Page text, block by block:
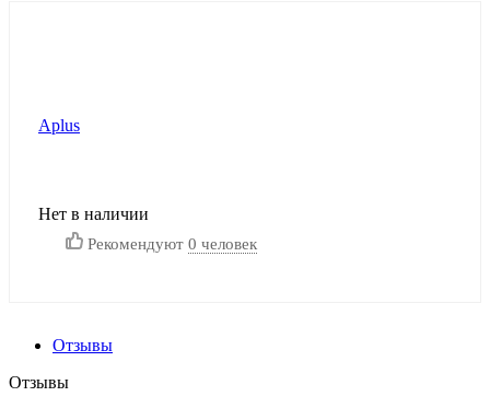
Aplus
Нет в наличии
Рекомендуют 0 человек
Отзывы
Отзывы